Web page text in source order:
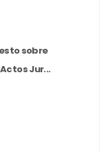
sobre
Jur...